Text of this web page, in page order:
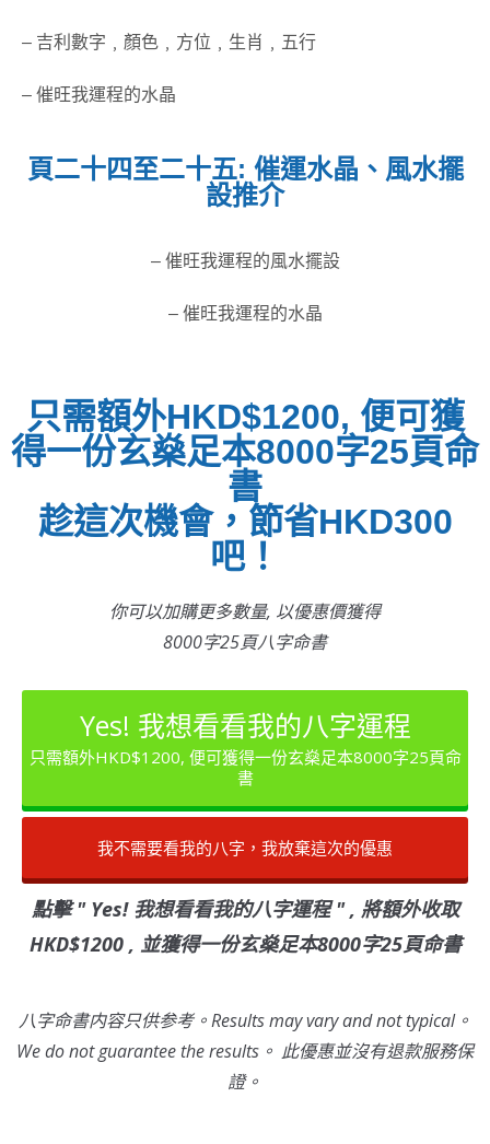
– 吉利數字﹐顏色﹐方位﹐生肖﹐五行
– 催旺我運程的水晶
頁二十四至二十五: 催運水晶、風水擺
設推介
– 催旺我運程的風水擺設
– 催旺我運程的水晶
只需額外HKD$1200, 便可獲
得一份玄燊足本8000字25頁命
書
趁這次機會，節省HKD300
吧！
你可以加購更多數量, 以優惠價獲得
8000字25頁八字命書
我不需要看我的八字，我放棄這次的優惠
Yes! 我想看看我的八字運程
只需額外HKD$1200, 便可獲得一份玄燊足本8000字25頁命
書
點擊 " Yes! 我想看看我的八字運程 " , 將額外收取
HKD$1200 , 並獲得一份玄燊足本8000字25頁命書
八字命書内容只供参考。Results may vary and not typical。
We do not guarantee the results。 此優惠並沒有退款服務保
證。